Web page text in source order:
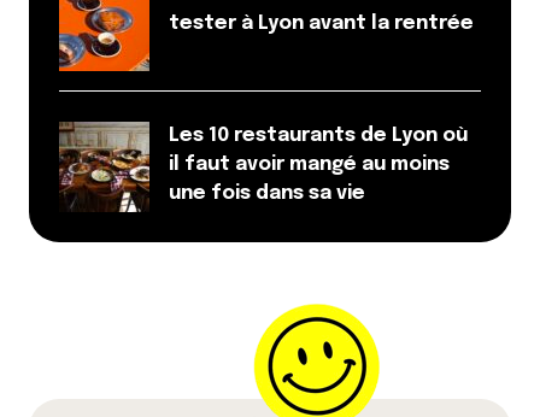
Répondre
Votre adresse e-mail ne sera pas publiée.
Les
champs obligatoires sont indiqués avec*
tester à Lyon avant la rentrée
Les 10 restaurants de Lyon où
il faut avoir mangé au moins
une fois dans sa vie